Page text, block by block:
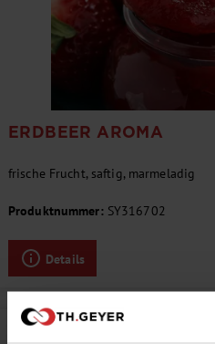
ERDBEER AROMA
frische Frucht, saftig, marmeladig
Produktnummer: SY316702
Details